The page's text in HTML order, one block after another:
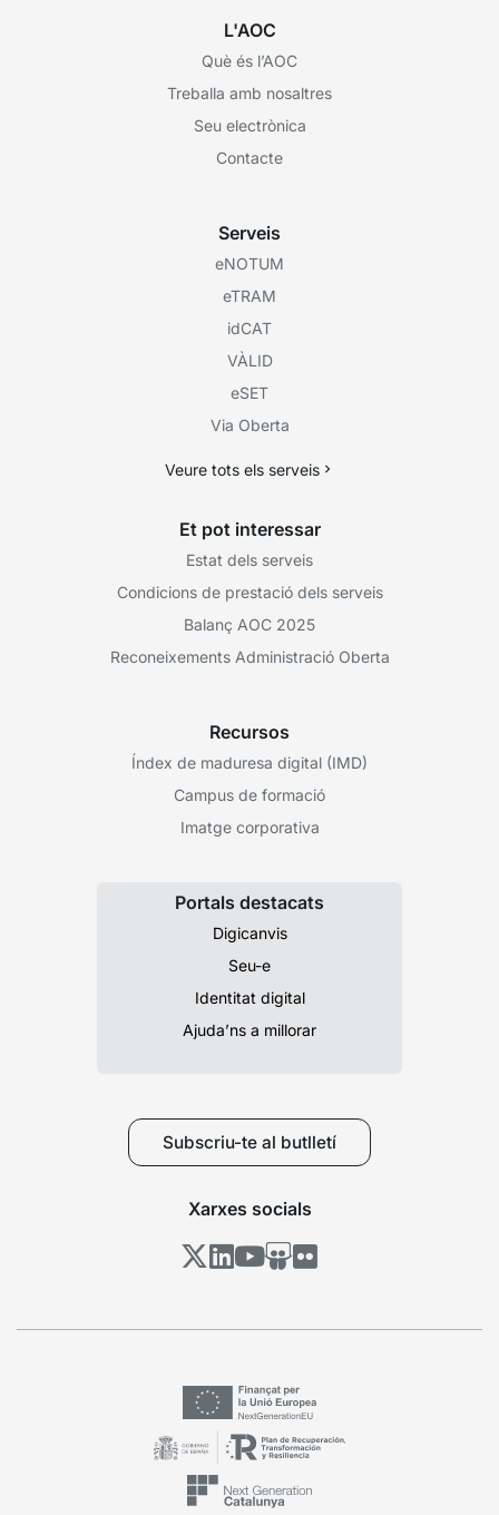
L'AOC
Què és l’AOC
Treballa amb nosaltres
Seu electrònica
Contacte
Serveis
eNOTUM
eTRAM
idCAT
VÀLID
eSET
Via Oberta
Veure tots els serveis
Et pot interessar
Estat dels serveis
Condicions de prestació dels serveis
Balanç AOC 2025
Reconeixements Administració Oberta
Recursos
Índex de maduresa digital (IMD)
Campus de formació
Imatge corporativa
Portals destacats
Digicanvis
Seu-e
Identitat digital
Ajuda’ns a millorar
Subscriu-te al butlletí
Xarxes socials